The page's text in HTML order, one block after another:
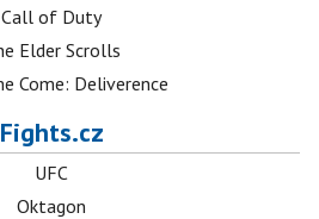
Call of Duty
Elder Scrolls
Come: Deliverence
Fights.cz
UFC
Oktagon